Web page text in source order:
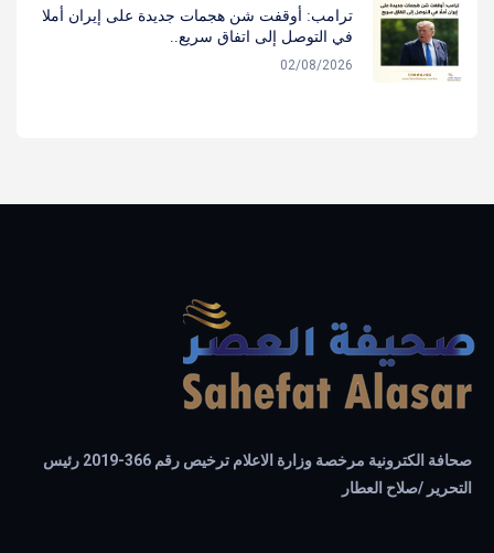
ترامب: أوقفت شن هجمات جديدة على إيران أملا
في التوصل إلى اتفاق سريع..
02/08/2026
صحافة الكترونية مرخصة وزارة الاعلام ترخيص رقم 366-2019 رئيس
التحرير /صلاح العطار